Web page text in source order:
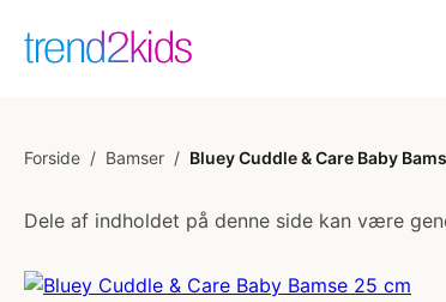
Forside / Bamser / Bluey Cuddle & Care Baby
Dele af indholdet på denne side kan være